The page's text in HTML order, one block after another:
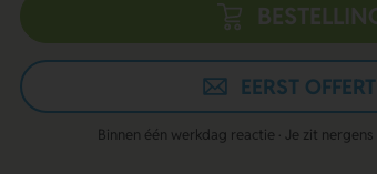
EERST
Binnen één werkdag reactie · Je zit